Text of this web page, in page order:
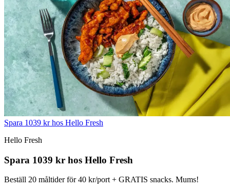
Spara 1039 kr hos Hello Fresh
Hello Fresh
Spara 1039 kr hos Hello Fresh
Beställ 20 måltider för 40 kr/port + GRATIS snacks. Mums!